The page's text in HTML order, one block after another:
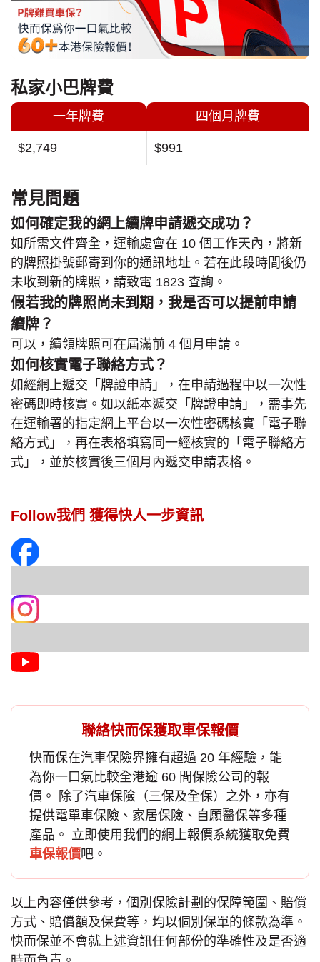
私家小巴牌費
一年牌費 四個月牌費
$2,749 $991
常見問題
如何確定我的網上續牌申請遞交成功？
如所需文件齊全，運輸處會在 10 個工作天內，將新
的牌照掛號郵寄到你的通訊地址。若在此段時間後仍
未收到新的牌照，請致電 1823 查詢。
假若我的牌照尚未到期，我是否可以提前申請
續牌？
可以，續領牌照可在屆滿前 4 個月申請。
如何核實電子聯絡方式？
如經網上遞交「牌證申請」，在申請過程中以一次性
密碼即時核實。如以紙本遞交「牌證申請」，需事先
在運輸署的指定網上平台以一次性密碼核實「電子聯
絡方式」，再在表格填寫同一經核實的「電子聯絡方
式」，並於核實後三個月內遞交申請表格。
Follow我們 獲得快人一步資訊
聯絡快而保獲取車保報價
快而保在汽車保險界擁有超過 20 年經驗，能
為你一口氣比較全港逾 60 間保險公司的報
價。 除了汽車保險 （三保及全保）之外，亦有
提供電單車保險、家居保險、自願醫保等多種
產品。 立即使用我們的網上報價系統獲取免費
車保報價吧。
以上內容僅供參考，個別保險計劃的保障範圍、賠償
方式、賠償額及保費等，均以個別保單的條款為準。
快而保並不會就上述資訊任何部份的準確性及是否適